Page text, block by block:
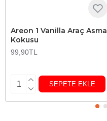
Areon 1 Vanilla Araç Asma
Kokusu
99,90TL
SEPETE EKLE